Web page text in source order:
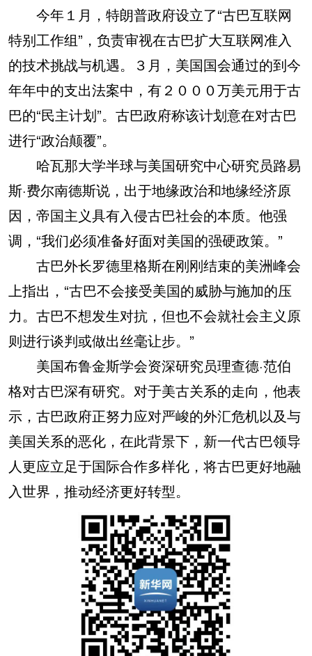
今年１月，特朗普政府设立了“古巴互联网
特别工作组”，负责审视在古巴扩大互联网准入
的技术挑战与机遇。３月，美国国会通过的到今
年年中的支出法案中，有２０００万美元用于古
巴的“民主计划”。古巴政府称该计划意在对古巴
进行“政治颠覆”。
哈瓦那大学半球与美国研究中心研究员路易
斯·费尔南德斯说，出于地缘政治和地缘经济原
因，帝国主义具有入侵古巴社会的本质。他强
调，“我们必须准备好面对美国的强硬政策。”
古巴外长罗德里格斯在刚刚结束的美洲峰会
上指出，“古巴不会接受美国的威胁与施加的压
力。古巴不想发生对抗，但也不会就社会主义原
则进行谈判或做出丝毫让步。”
美国布鲁金斯学会资深研究员理查德·范伯
格对古巴深有研究。对于美古关系的走向，他表
示，古巴政府正努力应对严峻的外汇危机以及与
美国关系的恶化，在此背景下，新一代古巴领导
人更应立足于国际合作多样化，将古巴更好地融
入世界，推动经济更好转型。